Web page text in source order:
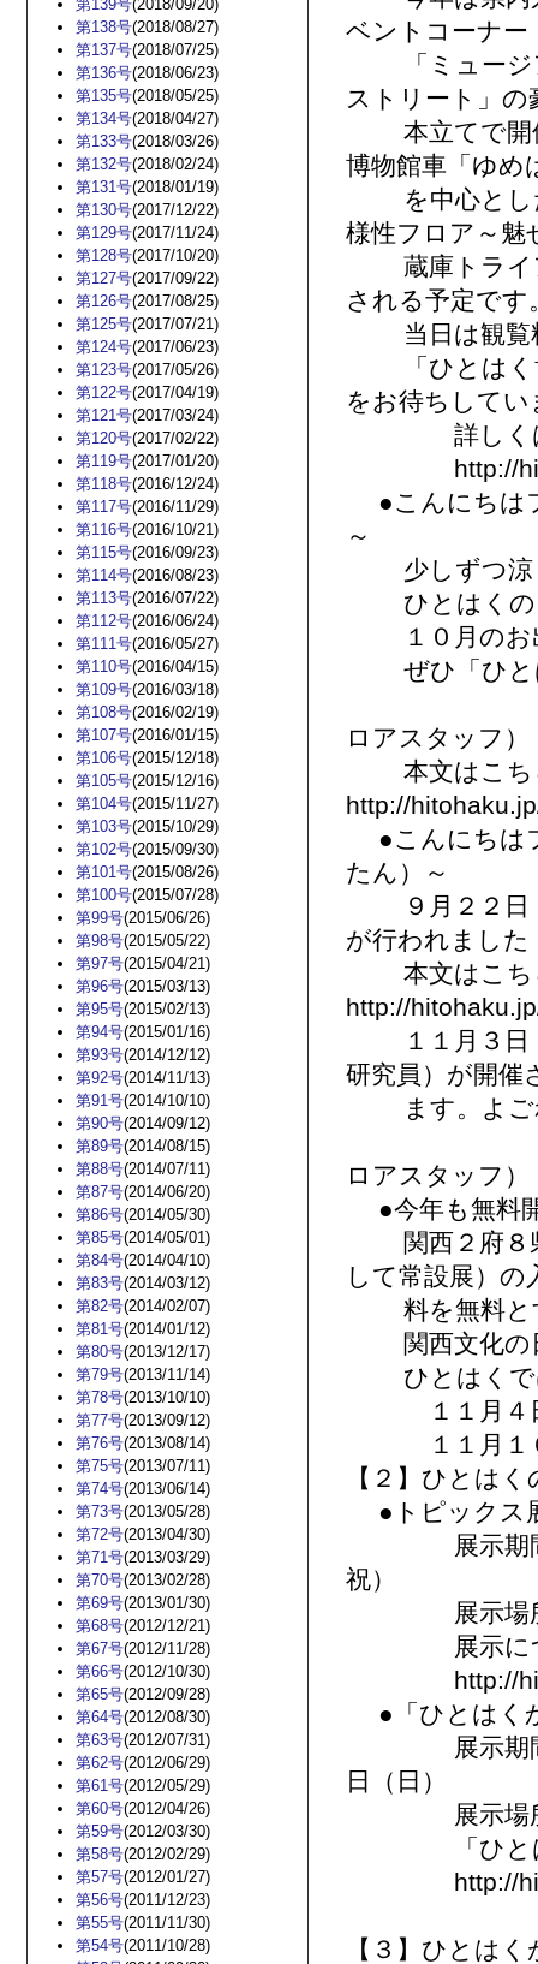
第139号(2018/09/20)
第138号(2018/08/27)
第137号(2018/07/25)
第136号(2018/06/23)
第135号(2018/05/25)
第134号(2018/04/27)
第133号(2018/03/26)
第132号(2018/02/24)
第131号(2018/01/19)
第130号(2017/12/22)
第129号(2017/11/24)
第128号(2017/10/20)
第127号(2017/09/22)
第126号(2017/08/25)
第125号(2017/07/21)
第124号(2017/06/23)
第123号(2017/05/26)
第122号(2017/04/19)
第121号(2017/03/24)
第120号(2017/02/22)
第119号(2017/01/20)
第118号(2016/12/24)
第117号(2016/11/29)
第116号(2016/10/21)
第115号(2016/09/23)
第114号(2016/08/23)
第113号(2016/07/22)
第112号(2016/06/24)
第111号(2016/05/27)
第110号(2016/04/15)
第109号(2016/03/18)
第108号(2016/02/19)
第107号(2016/01/15)
第106号(2015/12/18)
第105号(2015/12/16)
第104号(2015/11/27)
第103号(2015/10/29)
第102号(2015/09/30)
第101号(2015/08/26)
第100号(2015/07/28)
第99号(2015/06/26)
第98号(2015/05/22)
第97号(2015/04/21)
第96号(2015/03/13)
第95号(2015/02/13)
第94号(2015/01/16)
第93号(2014/12/12)
第92号(2014/11/13)
第91号(2014/10/10)
第90号(2014/09/12)
第89号(2014/08/15)
第88号(2014/07/11)
第87号(2014/06/20)
第86号(2014/05/30)
第85号(2014/05/01)
第84号(2014/04/10)
第83号(2014/03/12)
第82号(2014/02/07)
第81号(2014/01/12)
第80号(2013/12/17)
第79号(2013/11/14)
第78号(2013/10/10)
第77号(2013/09/12)
第76号(2013/08/14)
第75号(2013/07/11)
第74号(2013/06/14)
第73号(2013/05/28)
第72号(2013/04/30)
第71号(2013/03/29)
第70号(2013/02/28)
第69号(2013/01/30)
第68号(2012/12/21)
第67号(2012/11/28)
第66号(2012/10/30)
第65号(2012/09/28)
第64号(2012/08/30)
第63号(2012/07/31)
第62号(2012/06/29)
第61号(2012/05/29)
第60号(2012/04/26)
第59号(2012/03/30)
第58号(2012/02/29)
第57号(2012/01/27)
第56号(2011/12/23)
第55号(2011/11/30)
第54号(2011/10/28)
ベントコーナー
「ミュージア
ストリート」の
本立てで開催
博物館車「ゆめ
を中心とした
様性フロア～魅
蔵庫トライア
される予定です
当日は観覧
「ひとはく博
をお待ちしてい
詳しくは
http://
●こんにちは
～
少しずつ涼
ひとはくのま
１０月のお出
ぜひ「ひと
ロアスタッフ）
本文はこ
http://
●こんにちは
たん）～
９月２２日（
が行われました
本文はこ
http://
１１月３日（
研究員）が開催
ます。よご
ロアスタッフ）
●今年も無料
関西２府８県
して常設展）の
料を無料とす
関西文化の
ひとはくでは
１１月４日
１１月１６
【２】ひとは
●トピックス
展示期間：
祝）
展示場所
展示につ
http://
●「ひとはく
展示期間：
日（日）
展示場所
「ひとは
http://
【３】ひとは